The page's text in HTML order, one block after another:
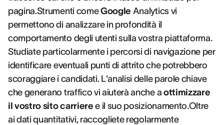
pagina.Strumenti comeGoogle Analytics vi
permettono di analizzare in profondità il
comportamento degli utenti sulla vostra piattaforma.
Studiate particolarmente i percorsi di navigazione per
identificare eventuali punti di attrito che potrebbero
scoraggiare i candidati. L'analisi delle parole chiave
che generano traffico vi aiuterà anche a ottimizzare
il vostro sito carriere e il suo posizionamento.Oltre
ai dati quantitativi, raccogliete regolarmente